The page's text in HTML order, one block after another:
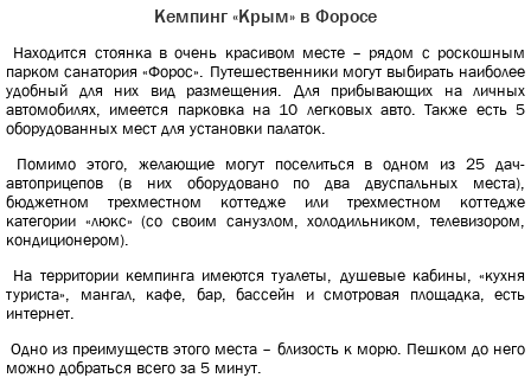
Кемпинг «Крым» в Форосе
Находится стоянка в очень красивом месте – рядом с роскошным
парком санатория «Форос». Путешественники могут выбирать наиболее
удобный для них вид размещения. Для прибывающих на личных
автомобилях, имеется парковка на 10 легковых авто. Также есть 5
оборудованных мест для установки палаток.
Помимо этого, желающие могут поселиться в одном из 25 дач-
автоприцепов (в них оборудовано по два двуспальных места),
бюджетном трехместном коттедже или трехместном коттедже
категории «люкс» (со своим санузлом, холодильником, телевизором,
кондиционером).
На территории кемпинга имеются туалеты, душевые кабины, «кухня
туриста», мангал, кафе, бар, бассейн и смотровая площадка, есть
интернет.
Одно из преимуществ этого места – близость к морю. Пешком до него
можно добраться всего за 5 минут.